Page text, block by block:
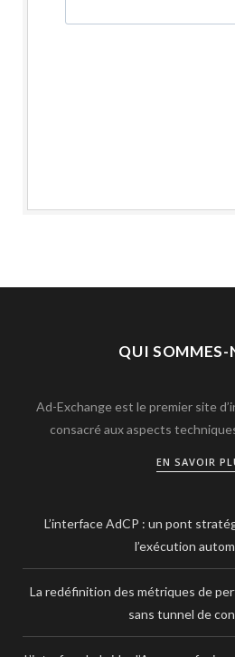
QUI SOMMES-
Ad-Exchange est le premier site
consacré aux aspects
EN SAVOIR
L’interface AdCP : un pont
l’exécution
La redéfinition des métriques de
sans tunnel de